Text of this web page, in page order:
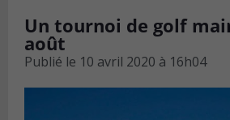
Un tournoi de golf
août
Publié le 10 avril 2020 à 16h04